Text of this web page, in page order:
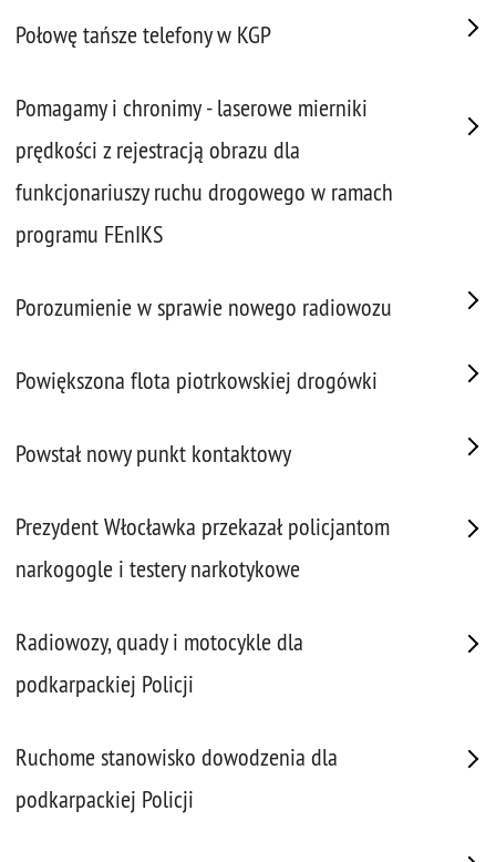
Połowę tańsze telefony w KGP
Pomagamy i chronimy - laserowe mierniki
prędkości z rejestracją obrazu dla
funkcjonariuszy ruchu drogowego w ramach
programu FEnIKS
Porozumienie w sprawie nowego radiowozu
Powiększona flota piotrkowskiej drogówki
Powstał nowy punkt kontaktowy
Prezydent Włocławka przekazał policjantom
narkogogle i testery narkotykowe
Radiowozy, quady i motocykle dla
podkarpackiej Policji
Ruchome stanowisko dowodzenia dla
podkarpackiej Policji